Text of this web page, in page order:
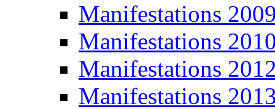
Manifestations
Manifestations
Manifestations
Manifestations